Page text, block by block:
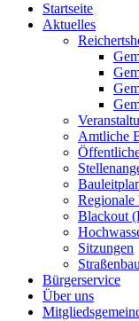
Startseite
Aktuelles
Amtliche
Regionale
Blackout
Sitzungen
Bürgerservice
Über uns